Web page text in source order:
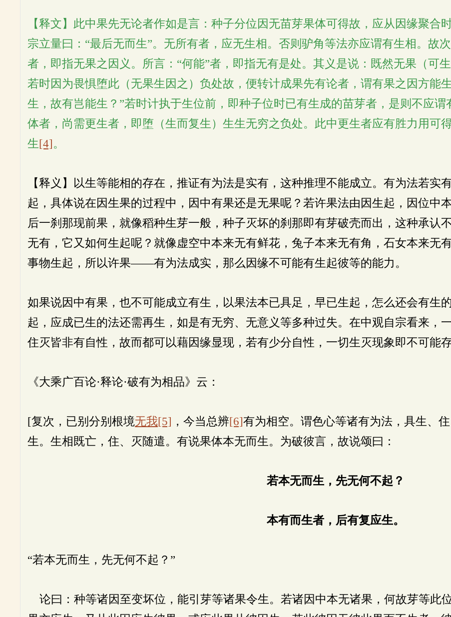
【释文】此中果先无论者作如是言：种子分位因无苗芽果体可得故，应从因缘聚合
宗立量曰：“最后无而生”。无所有者，应无生相。否则驴角等法亦应谓有生相。故
者，即指无果之因义。所言：“何能”者，即指无有是处。其义是说：既然无果（可
若时因为畏惧堕此（无果生因之）负处故，便转计成果先有论者，谓有果之因方能
生，故有岂能生？”若时计执于生位前，即种子位时已有生成的苗芽者，是则不应
体者，尚需更生者，即堕（生而复生）生生无穷之负处。此中更生者应有胜力用可
生[4]。
【释义】以生等能相的存在，推证有为法是实有，这种推理不能成立。有为法若实
起，具体说在因生果的过程中，因中有果还是无果呢？若许果法由因生起，因位中
后一刹那现前果，就像稻种生芽一般，种子灭坏的刹那即有芽破壳而出，这种承认
无有，它又如何生起呢？就像虚空中本来无有鲜花，兔子本来无有角，石女本来无
事物生起，所以许果——有为法成实，那么因缘不可能有生起彼等的能力。
如果说因中有果，也不可能成立有生，以果法本已具足，早已生起，怎么还会有生
起，应成已生的法还需再生，如是有无穷、无意义等多种过失。在中观自宗看来，
住灭皆非有自性，故而都可以藉因缘显现，若有少分自性，一切生灭现象即不可能存
《大乘广百论·释论·破有为相品》云：
[复次，已别分别根境无我[5] ，今当总辨[6]有为相空。谓色心等诸有为法，具生、
生。生相既亡，住、灭随遣。有说果体本无而生。为破彼言，故说颂曰：
若本无而生，先无何不起？
本有而生者，后有复应生。
“若本无而生，先无何不起？”
论曰：种等诸因至变坏位，能引芽等诸果令生。若诸因中本无诸果，何故芽等此